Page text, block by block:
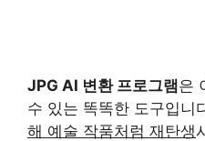
JPG AI 변환 프로그램은
수 있는 똑똑한 도구입니
해 예술 작품처럼 재탄생